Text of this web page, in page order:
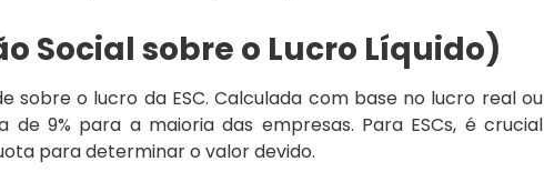
Social sobre o Lucro Líquido)
sobre o lucro da ESC. Calculada com base no lucro real ou
de 9% para a maioria das empresas. Para ESCs, é crucial
para determinar o valor devido.